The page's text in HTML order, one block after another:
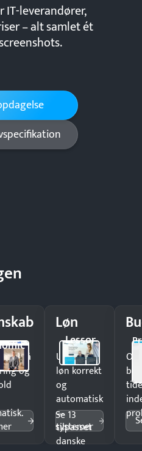
IT-leverandører,
– alt samlet ét
på
og
Løn
Lessor
Udbetal
løn korrekt
og
automatisk
—
tilpasset
danske
Se 13
systemer